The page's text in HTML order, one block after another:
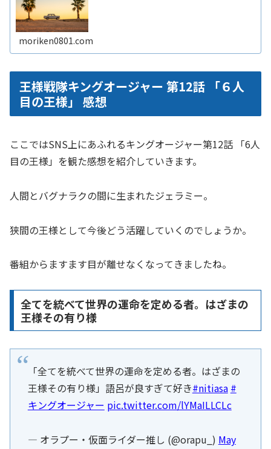
moriken0801.com
王様戦隊キングオージャー 第12話 「６人
目の王様」 感想
ここではSNS上にあふれるキングオージャー第12話 「6人
目の王様」を観た感想を紹介していきます。
人間とバグナラクの間に生まれたジェラミー。
狭間の王様として今後どう活躍していくのでしょうか。
番組からますます目が離せなくなってきましたね。
全てを統べて世界の運命を定める者。はざまの
王様その有り様
「全てを統べて世界の運命を定める者。はざまの
王様その有り様」語呂が良すぎて好き#nitiasa #
キングオージャー pic.twitter.com/lYMaILLCLc
— オラプー・仮面ライダー推し (@orapu_) May